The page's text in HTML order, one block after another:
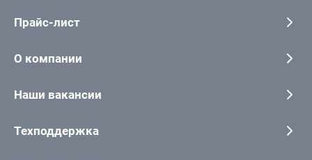
Прайс-лист
О компании
Наши вакансии
Техподдержка